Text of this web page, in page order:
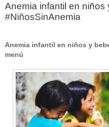
ADMINISTRAR
Anemia infantil en niños
#NiñosSinAnemia
Anemia infantil en niños y
menú